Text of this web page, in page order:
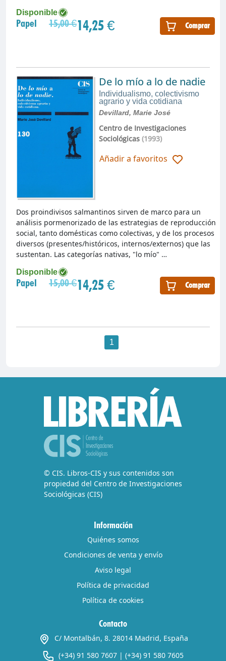
Disponible
Papel 15,00 €14,25 € Comprar
De lo mío a lo de nadie
Individualismo, colectivismo
agrario y vida cotidiana
Devillard, Marie José
Centro de Investigaciones
Sociológicas(1993)
Añadir a favoritos
Disponible
Papel 15,00 €14,25 € Comprar
Dos proindivisos salmantinos sirven de marco para un
análisis pormenorizado de las estrategias de reproducción
social, tanto domésticas como colectivas, y de los procesos
diversos (presentes/históricos, internos/externos) que las
sustentan. Las categorías nativas, "lo mío" …
1
© CIS. Libros-CIS y sus contenidos son
propiedad del Centro de Investigaciones
Sociológicas (CIS)
Información
Quiénes somos
Condiciones de venta y envío
Aviso legal
Política de privacidad
Política de cookies
Contacto
C/ Montalbán, 8. 28014 Madrid, España
(+34) 91 580 7607 | (+34) 91 580 7605